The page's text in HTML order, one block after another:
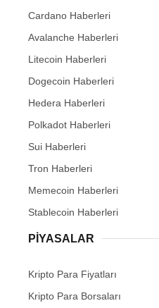
Cardano Haberleri
Avalanche Haberleri
Litecoin Haberleri
Dogecoin Haberleri
Hedera Haberleri
Polkadot Haberleri
Sui Haberleri
Tron Haberleri
Memecoin Haberleri
Stablecoin Haberleri
PIYASALAR
Kripto Para Fiyatları
Kripto Para Borsaları